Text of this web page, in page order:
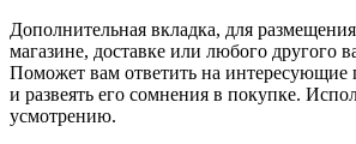
Дополнительная вкладка, для
магазине, доставке или любого другого
Поможет вам ответить на интересующие
и развеять его сомнения в покупке.
усмотрению.